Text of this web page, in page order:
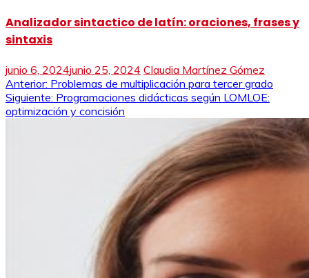
Analizador sintactico de latín: oraciones, frases y
sintaxis
junio 6, 2024junio 25, 2024 Claudia Martínez Gómez
Navegación
de
Anterior: Problemas de multiplicación para tercer grado
Siguiente: Programaciones didácticas según LOMLOE:
optimización y concisión